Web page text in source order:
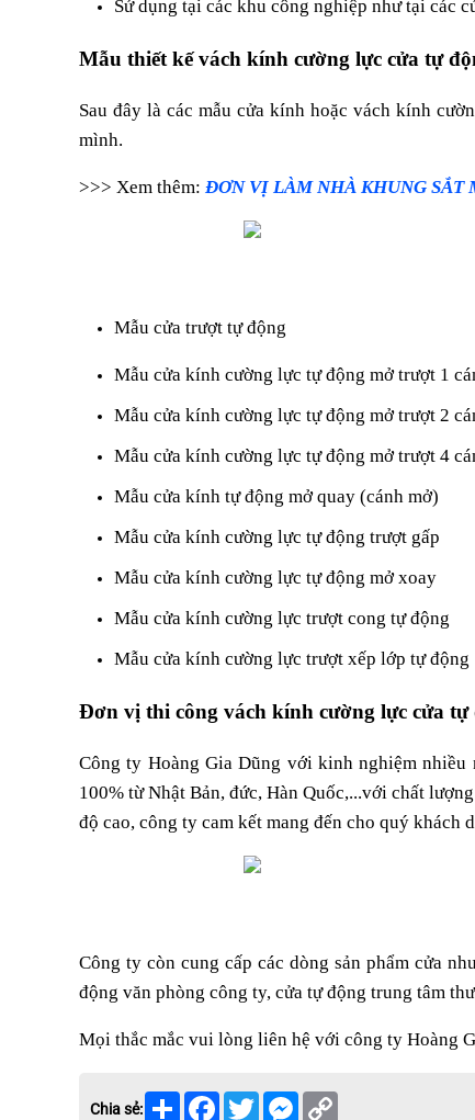
Sử dụng tại các khu công nghiệp như tại các
Mẫu thiết kế vách kính cường lực cửa tự
Sau đây là các mẫu cửa kính hoặc vách kính
mình.
>>> Xem thêm: ĐƠN VỊ LÀM NHÀ KHUNG SẮT
Mẫu cửa trượt tự động
Mẫu cửa kính cường lực tự động mở trượt 1
Mẫu cửa kính cường lực tự động mở trượt 2
Mẫu cửa kính cường lực tự động mở trượt 4
Mẫu cửa kính tự động mở quay (cánh mở)
Mẫu cửa kính cường lực tự động trượt gấp
Mẫu cửa kính cường lực tự động mở xoay
Mẫu cửa kính cường lực trượt cong tự động
Mẫu cửa kính cường lực trượt xếp lớp tự động
Đơn vị thi công vách kính cường lực cửa tự
Công ty Hoàng Gia Dũng với kinh nghiệm nhiều
100% từ Nhật Bản, đức, Hàn Quốc,...với chất
độ cao, công ty cam kết mang đến cho quý
Công ty còn cung cấp các dòng sản phẩm cửa
động văn phòng công ty, cửa tự động trung tâm
Mọi thắc mắc vui lòng liên hệ với công ty Hoàng
Chia sẻ: Share Facebook
TwitterMessenger